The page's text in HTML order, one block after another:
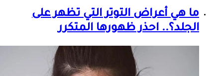
ما هي أعراض التوتر التي تظهر على
الجلد؟.. احذر ظهورها المتكرر